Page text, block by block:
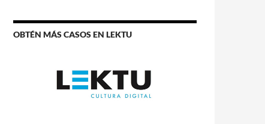
OBTÉN MÁS CASOS EN LEKTU